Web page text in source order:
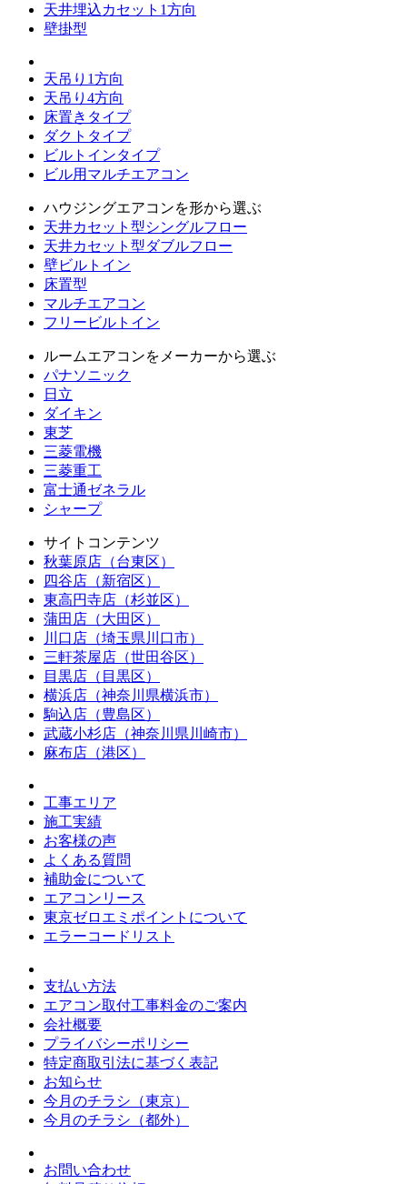
天井埋込カセット1方向
壁掛型
天吊り1方向
天吊り4方向
床置きタイプ
ダクトタイプ
ビルトインタイプ
ビル用マルチエアコン
ハウジングエアコンを形から選ぶ
天井カセット型シングルフロー
天井カセット型ダブルフロー
壁ビルトイン
床置型
マルチエアコン
フリービルトイン
ルームエアコンをメーカーから選ぶ
パナソニック
日立
ダイキン
東芝
三菱電機
三菱重工
富士通ゼネラル
シャープ
サイトコンテンツ
秋葉原店（台東区）
四谷店（新宿区）
東高円寺店（杉並区）
蒲田店（大田区）
川口店（埼玉県川口市）
三軒茶屋店（世田谷区）
目黒店（目黒区）
横浜店（神奈川県横浜市）
駒込店（豊島区）
武蔵小杉店（神奈川県川崎市）
麻布店（港区）
工事エリア
施工実績
お客様の声
よくある質問
補助金について
エアコンリース
東京ゼロエミポイントについて
エラーコードリスト
支払い方法
エアコン取付工事料金のご案内
会社概要
プライバシーポリシー
特定商取引法に基づく表記
お知らせ
今月のチラシ（東京）
今月のチラシ（都外）
お問い合わせ